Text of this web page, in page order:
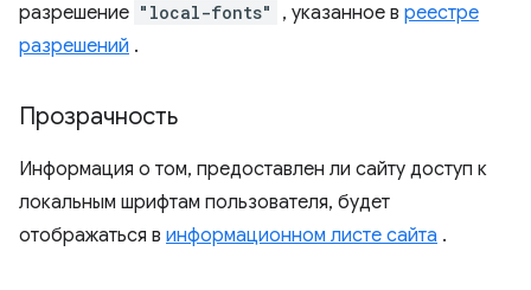
разрешение "local-fonts" , указанное в реестре
разрешений .
Прозрачность
Информация о том, предоставлен ли сайту доступ к
локальным шрифтам пользователя, будет
отображаться в информационном листе сайта .